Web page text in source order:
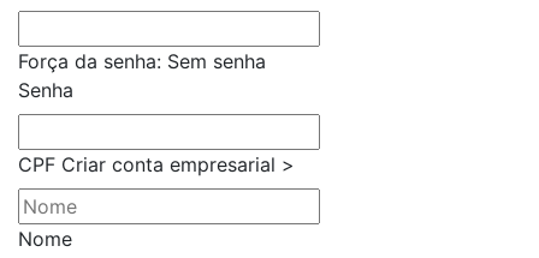
Força da senha: Sem senha
Senha
CPF Criar conta empresarial >
Nome